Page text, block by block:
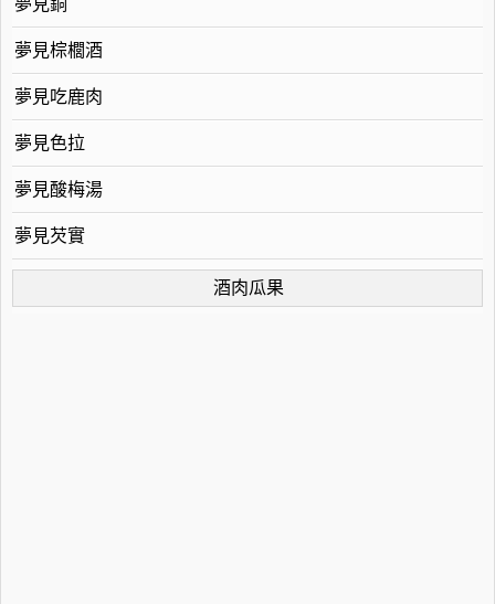
夢見銅
夢見棕櫚酒
夢見吃鹿肉
夢見色拉
夢見酸梅湯
夢見芡實
酒肉瓜果